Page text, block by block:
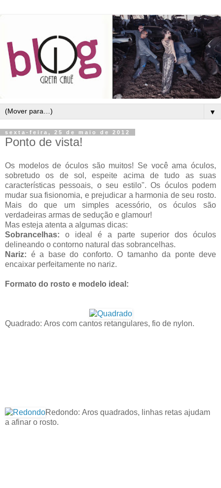
▼
sexta-feira, 25 de maio de 2012
Ponto de vista!
Os modelos de óculos são muitos! Se você ama óculos,
sobretudo os de sol, espeite acima de tudo as suas
características pessoais, o seu estilo". Os óculos podem
mudar sua fisionomia, e prejudicar a harmonia de seu rosto.
Mais do que um simples acessório, os óculos são
verdadeiras armas de sedução e glamour!
Mas esteja atenta a algumas dicas:
Sobrancelhas: o ideal é a parte superior dos óculos
delineando o contorno natural das sobrancelhas.
Nariz: é a base do conforto. O tamanho da ponte deve
encaixar perfeitamente no nariz.
Formato do rosto e modelo ideal:
Quadrado: Aros com cantos retangulares, fio de nylon.
Redondo: Aros quadrados, linhas retas ajudam
a afinar o rosto.